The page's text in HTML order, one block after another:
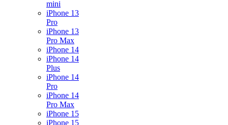
mini
iPhone 13
Pro
iPhone 13
Pro Max
iPhone 14
iPhone 14
Plus
iPhone 14
Pro
iPhone 14
Pro Max
iPhone 15
iPhone 15